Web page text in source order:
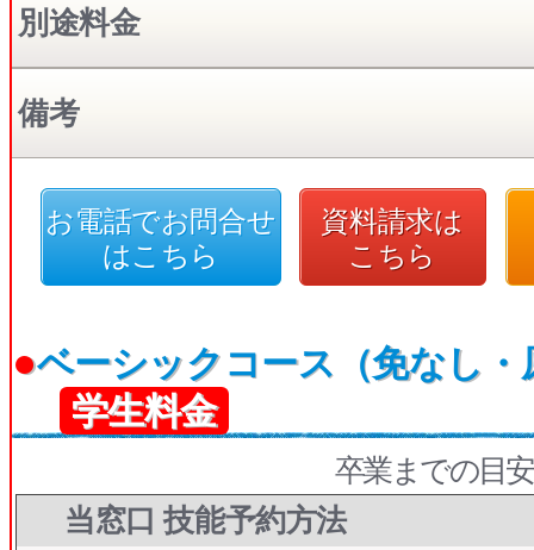
別途料金
備考
お電話でお問合せ
はこちら
資料請求は
こちら
●ベーシックコース（免なし・
学生料金
卒業までの目
当窓口 技能予約方法